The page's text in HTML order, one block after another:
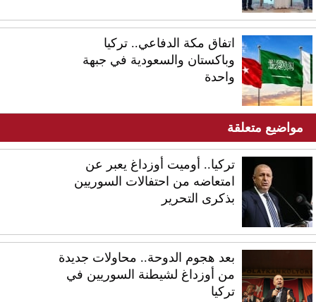
اتفاق مكة الدفاعي.. تركيا
وباكستان والسعودية في جبهة
واحدة
مواضيع متعلقة
تركيا.. أوميت أوزداغ يعبر عن
امتعاضه من احتفالات السوريين
بذكرى التحرير
بعد هجوم الدوحة.. محاولات جديدة
من أوزداغ لشيطنة السوريين في
تركيا